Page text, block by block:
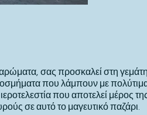
σας προσκαλεί στη
που λάμπουν με
που αποτελεί μέρος
σε αυτό το μαγευτικό παζάρι.